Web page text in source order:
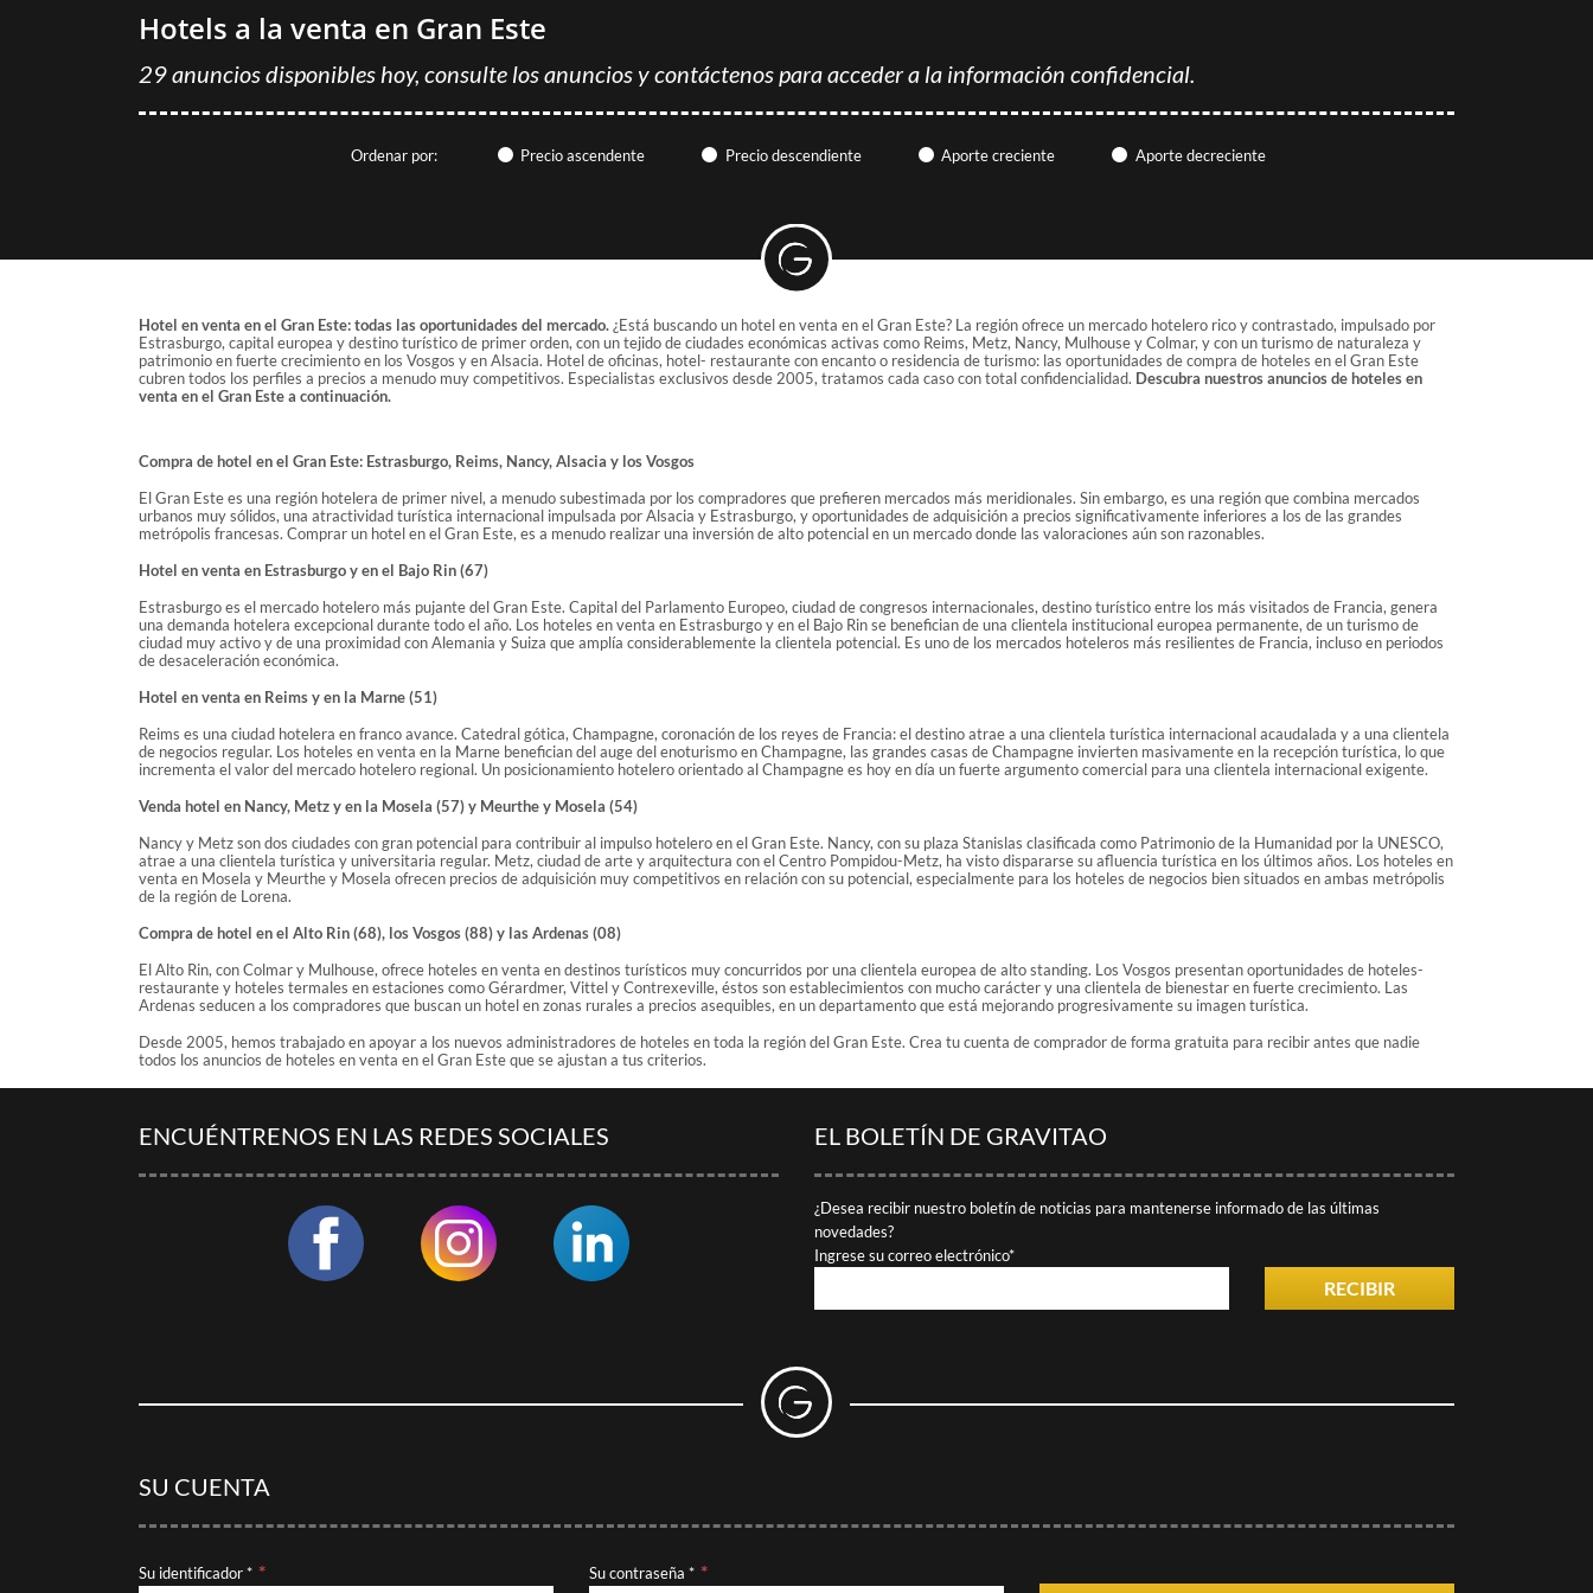
Hotels a la venta en Gran Este
29 anuncios disponibles hoy, consulte los anuncios y contáctenos para acceder a la información confidencial.
Ordenar por: Precio ascendente Precio descendiente Aporte creciente Aporte decreciente
Hotel en venta en el Gran Este: todas las oportunidades del mercado.¿Está buscando un hotel en venta en el Gran Este? La región ofrece un mercado hotelero rico y contrastado, impulsado por
Estrasburgo, capital europea y destino turístico de primer orden, con un tejido de ciudades económicas activas como Reims, Metz, Nancy, Mulhouse y Colmar, y con un turismo de naturaleza y
patrimonio en fuerte crecimiento en los Vosgos y en Alsacia. Hotel de oficinas, hotel- restaurante con encanto o residencia de turismo: las oportunidades de compra de hoteles en el Gran Este
cubren todos los perfiles a precios a menudo muy competitivos. Especialistas exclusivos desde 2005, tratamos cada caso con total confidencialidad. Descubra nuestros anuncios de hoteles en
venta en el Gran Este a continuación.
Compra de hotel en el Gran Este: Estrasburgo, Reims, Nancy, Alsacia y los Vosgos
El Gran Este es una región hotelera de primer nivel, a menudo subestimada por los compradores que prefieren mercados más meridionales. Sin embargo, es una región que combina mercados
urbanos muy sólidos, una atractividad turística internacional impulsada por Alsacia y Estrasburgo, y oportunidades de adquisición a precios significativamente inferiores a los de las grandes
metrópolis francesas. Comprar un hotel en el Gran Este, es a menudo realizar una inversión de alto potencial en un mercado donde las valoraciones aún son razonables.
Hotel en venta en Estrasburgo y en el Bajo Rin (67)
Estrasburgo es el mercado hotelero más pujante del Gran Este. Capital del Parlamento Europeo, ciudad de congresos internacionales, destino turístico entre los más visitados de Francia, genera
una demanda hotelera excepcional durante todo el año. Los hoteles en venta en Estrasburgo y en el Bajo Rin se benefician de una clientela institucional europea permanente, de un turismo de
ciudad muy activo y de una proximidad con Alemania y Suiza que amplía considerablemente la clientela potencial. Es uno de los mercados hoteleros más resilientes de Francia, incluso en periodos
de desaceleración económica.
Hotel en venta en Reims y en la Marne (51)
Reims es una ciudad hotelera en franco avance. Catedral gótica, Champagne, coronación de los reyes de Francia: el destino atrae a una clientela turística internacional acaudalada y a una clientela
de negocios regular. Los hoteles en venta en la Marne benefician del auge del enoturismo en Champagne, las grandes casas de Champagne invierten masivamente en la recepción turística, lo que
incrementa el valor del mercado hotelero regional. Un posicionamiento hotelero orientado al Champagne es hoy en día un fuerte argumento comercial para una clientela internacional exigente.
Venda hotel en Nancy, Metz y en la Mosela (57) y Meurthe y Mosela (54)
Nancy y Metz son dos ciudades con gran potencial para contribuir al impulso hotelero en el Gran Este. Nancy, con su plaza Stanislas clasificada como Patrimonio de la Humanidad por la UNESCO,
atrae a una clientela turística y universitaria regular. Metz, ciudad de arte y arquitectura con el Centro Pompidou-Metz, ha visto dispararse su afluencia turística en los últimos años. Los hoteles en
venta en Mosela y Meurthe y Mosela ofrecen precios de adquisición muy competitivos en relación con su potencial, especialmente para los hoteles de negocios bien situados en ambas metrópolis
de la región de Lorena.
Compra de hotel en el Alto Rin (68), los Vosgos (88) y las Ardenas (08)
El Alto Rin, con Colmar y Mulhouse, ofrece hoteles en venta en destinos turísticos muy concurridos por una clientela europea de alto standing. Los Vosgos presentan oportunidades de hoteles-
restaurante y hoteles termales en estaciones como Gérardmer, Vittel y Contrexeville, éstos son establecimientos con mucho carácter y una clientela de bienestar en fuerte crecimiento. Las
Ardenas seducen a los compradores que buscan un hotel en zonas rurales a precios asequibles, en un departamento que está mejorando progresivamente su imagen turística.
Desde 2005, hemos trabajado en apoyar a los nuevos administradores de hoteles en toda la región del Gran Este. Crea tu cuenta de comprador de forma gratuita para recibir antes que nadie
todos los anuncios de hoteles en venta en el Gran Este que se ajustan a tus criterios.
ENCUÉNTRENOS EN LAS REDES SOCIALES EL BOLETÍN DE GRAVITAO
¿Desea recibir nuestro boletín de noticias para mantenerse informado de las últimas
novedades?
Ingrese su correo electrónico*
RECIBIR
SU CUENTA
Su identificador * Su contraseña *